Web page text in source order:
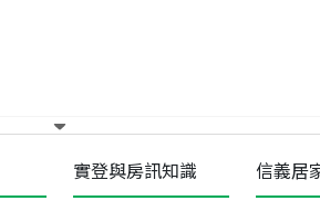
實登與房訊知識 信義居